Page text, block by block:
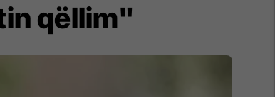
qëllim"